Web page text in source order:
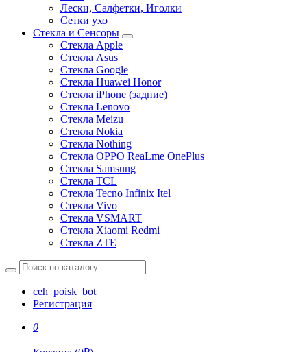
Лески, Салфетки, Иголки
Сетки ухо
Стекла и Сенсоры
Стекла Apple
Стекла Asus
Стекла Google
Стекла Huawei Honor
Стекла iPhone (задние)
Стекла Lenovo
Стекла Meizu
Стекла Nokia
Стекла Nothing
Стекла OPPO ReaLme OnePlus
Стекла Samsung
Стекла TCL
Стекла Tecno Infinix Itel
Стекла Vivo
Стекла VSMART
Стекла Xiaomi Redmi
Стекла ZTE
ceh_poisk_bot
Регистрация
0